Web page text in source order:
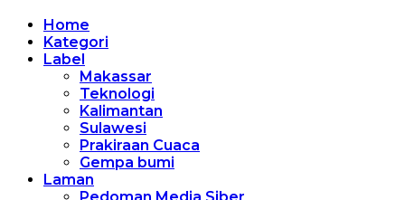
Home
Kategori
Label
Makassar
Teknologi
Kalimantan
Sulawesi
Prakiraan Cuaca
Gempa bumi
Laman